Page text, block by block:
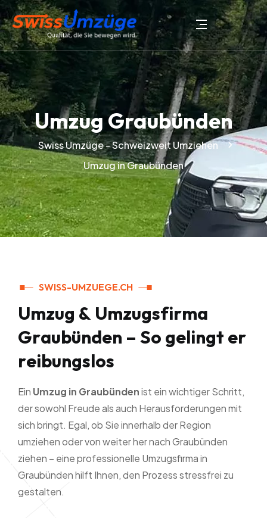
Umzug Graubünden
Swiss Umzüge - Schweizweit Umziehen
Umzug in Graubünden
SWISS-UMZUEGE.CH
Umzug & Umzugsfirma
Graubünden – So gelingt er
reibungslos
Ein Umzug in Graubündenist ein wichtiger Schritt,
der sowohl Freude als auch Herausforderungen mit
sich bringt. Egal, ob Sie innerhalb der Region
umziehen oder von weiter her nach Graubünden
ziehen – eine professionelle Umzugsfirma in
Graubünden hilft Ihnen, den Prozess stressfrei zu
gestalten.